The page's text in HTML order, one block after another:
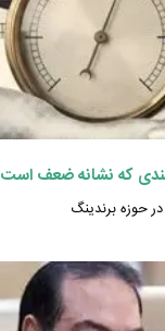
که نشانه ضعف است
حوزه برندینگ